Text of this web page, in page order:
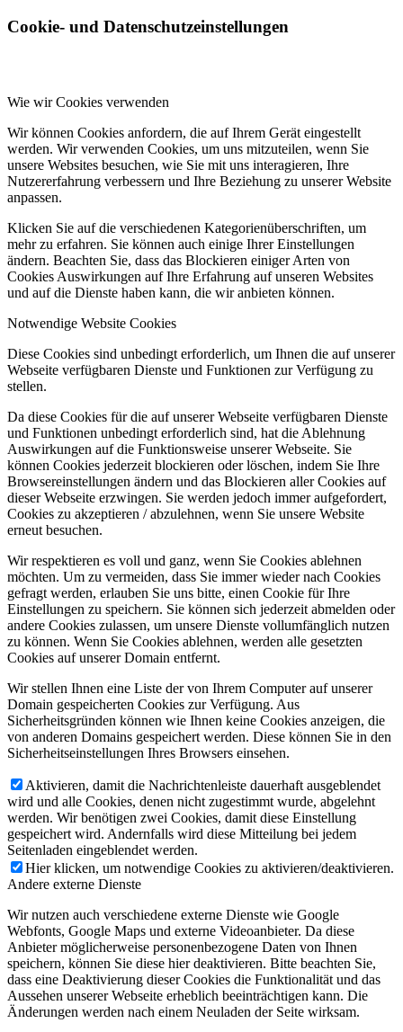
Cookie- und Datenschutzeinstellungen
Wie wir Cookies verwenden
Wir können Cookies anfordern, die auf Ihrem Gerät eingestellt
werden. Wir verwenden Cookies, um uns mitzuteilen, wenn Sie
unsere Websites besuchen, wie Sie mit uns interagieren, Ihre
Nutzererfahrung verbessern und Ihre Beziehung zu unserer Website
anpassen.
Klicken Sie auf die verschiedenen Kategorienüberschriften, um
mehr zu erfahren. Sie können auch einige Ihrer Einstellungen
ändern. Beachten Sie, dass das Blockieren einiger Arten von
Cookies Auswirkungen auf Ihre Erfahrung auf unseren Websites
und auf die Dienste haben kann, die wir anbieten können.
Notwendige Website Cookies
Diese Cookies sind unbedingt erforderlich, um Ihnen die auf unserer
Webseite verfügbaren Dienste und Funktionen zur Verfügung zu
stellen.
Da diese Cookies für die auf unserer Webseite verfügbaren Dienste
und Funktionen unbedingt erforderlich sind, hat die Ablehnung
Auswirkungen auf die Funktionsweise unserer Webseite. Sie
können Cookies jederzeit blockieren oder löschen, indem Sie Ihre
Browsereinstellungen ändern und das Blockieren aller Cookies auf
dieser Webseite erzwingen. Sie werden jedoch immer aufgefordert,
Cookies zu akzeptieren / abzulehnen, wenn Sie unsere Website
erneut besuchen.
Wir respektieren es voll und ganz, wenn Sie Cookies ablehnen
möchten. Um zu vermeiden, dass Sie immer wieder nach Cookies
gefragt werden, erlauben Sie uns bitte, einen Cookie für Ihre
Einstellungen zu speichern. Sie können sich jederzeit abmelden oder
andere Cookies zulassen, um unsere Dienste vollumfänglich nutzen
zu können. Wenn Sie Cookies ablehnen, werden alle gesetzten
Cookies auf unserer Domain entfernt.
Wir stellen Ihnen eine Liste der von Ihrem Computer auf unserer
Domain gespeicherten Cookies zur Verfügung. Aus
Sicherheitsgründen können wie Ihnen keine Cookies anzeigen, die
von anderen Domains gespeichert werden. Diese können Sie in den
Sicherheitseinstellungen Ihres Browsers einsehen.
Aktivieren, damit die Nachrichtenleiste dauerhaft ausgeblendet
wird und alle Cookies, denen nicht zugestimmt wurde, abgelehnt
werden. Wir benötigen zwei Cookies, damit diese Einstellung
gespeichert wird. Andernfalls wird diese Mitteilung bei jedem
Seitenladen eingeblendet werden.
Hier klicken, um notwendige Cookies zu aktivieren/deaktivieren.
Andere externe Dienste
Wir nutzen auch verschiedene externe Dienste wie Google
Webfonts, Google Maps und externe Videoanbieter. Da diese
Anbieter möglicherweise personenbezogene Daten von Ihnen
speichern, können Sie diese hier deaktivieren. Bitte beachten Sie,
dass eine Deaktivierung dieser Cookies die Funktionalität und das
Aussehen unserer Webseite erheblich beeinträchtigen kann. Die
Änderungen werden nach einem Neuladen der Seite wirksam.